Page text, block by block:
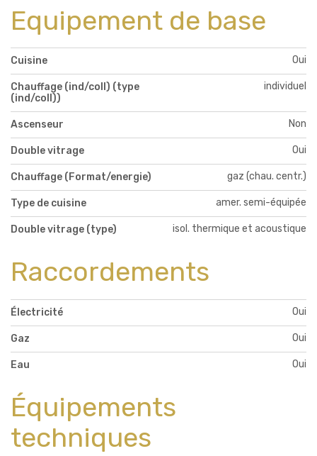
Equipement de base
Cuisine Oui
Chauffage (ind/coll) (type
(ind/coll))
individuel
Ascenseur Non
Double vitrage Oui
Chauffage (Format/energie) gaz (chau. centr.)
Type de cuisine amer. semi-équipée
Double vitrage (type) isol. thermique et acoustique
Raccordements
Électricité Oui
Gaz Oui
Eau Oui
Équipements
techniques